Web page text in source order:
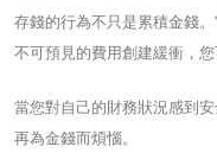
存錢的行為不只是累積金錢
不可預見的費用創建緩衝，
當您對自己的財務狀況感到
再為金錢而煩惱。